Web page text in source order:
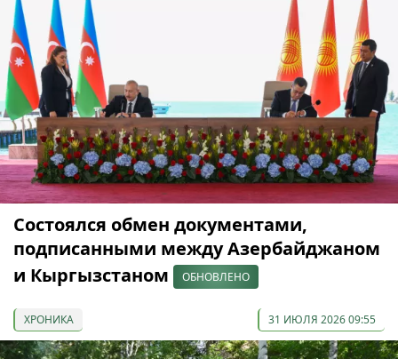
Состоялся обмен документами,
подписанными между Азербайджаном
и Кыргызстаном
ОБНОВЛЕНО
ХРОНИКА 31 ИЮЛЯ 2026 09:55